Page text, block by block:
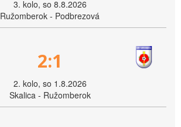
3. kolo, so 8.8.2026
Ružomberok - Podbrezová
2:1
2. kolo, so 1.8.2026
Skalica - Ružomberok